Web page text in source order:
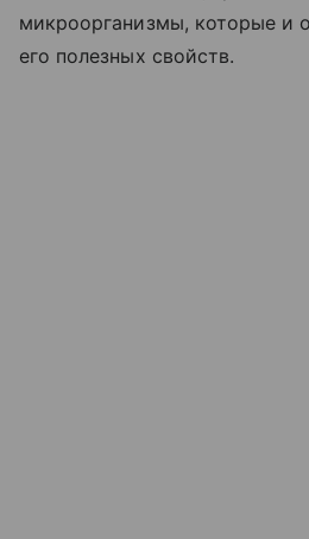
микроорганизмы, которые и
его полезных свойств.